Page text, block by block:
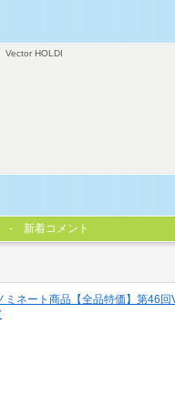
Vector HOLDI
新着コメント